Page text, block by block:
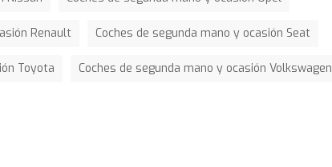
Renault Coches de segunda mano y ocasión Seat
Toyota Coches de segunda mano y ocasión Volkswagen